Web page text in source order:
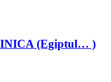
(Egiptul… )